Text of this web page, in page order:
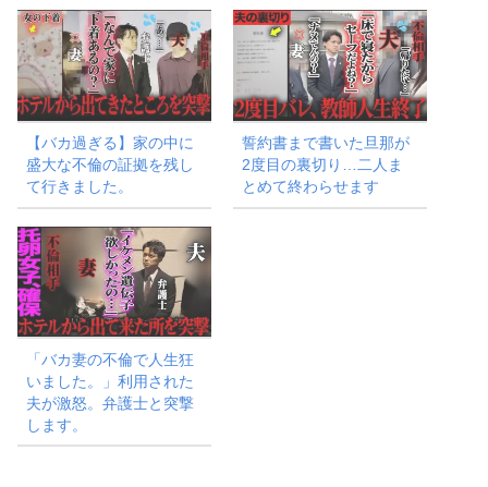
【バカ過ぎる】家の中に
盛大な不倫の証拠を残し
て行きました。
誓約書まで書いた旦那が
2度目の裏切り…二人ま
とめて終わらせます
「バカ妻の不倫で人生狂
いました。」利用された
夫が激怒。弁護士と突撃
します。